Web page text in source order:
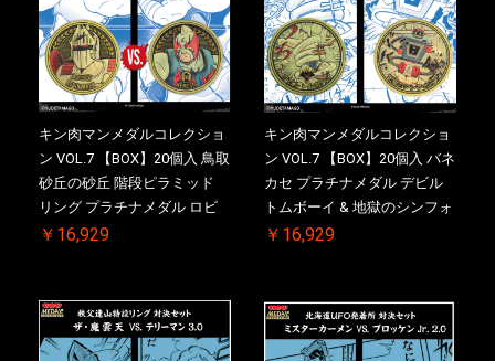
キン肉マンメダルコレクショ
ン VOL.7 【BOX】20個入 鳥取
砂丘の砂丘 階段ピラミッド
リング プラチナメダル ロビ
ンマスク VS.ネメシス 【初回
2026/10/30 一斉出荷予定
￥16,929
キン肉マンメダルコレクショ
ン VOL.7 【BOX】20個入 バネ
カセ プラチナメダル デビル
トムボーイ & 地獄のシンフォ
ニー ケース付き【初回購入特
一斉出荷予定
￥16,929